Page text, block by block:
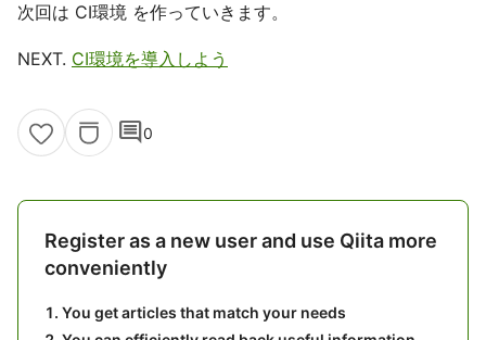
次回は CI環境 を作っていきます。
NEXT. CI環境を導入しよう
comment0
Register as a new user and use Qiita more
conveniently
You get articles that match your needs